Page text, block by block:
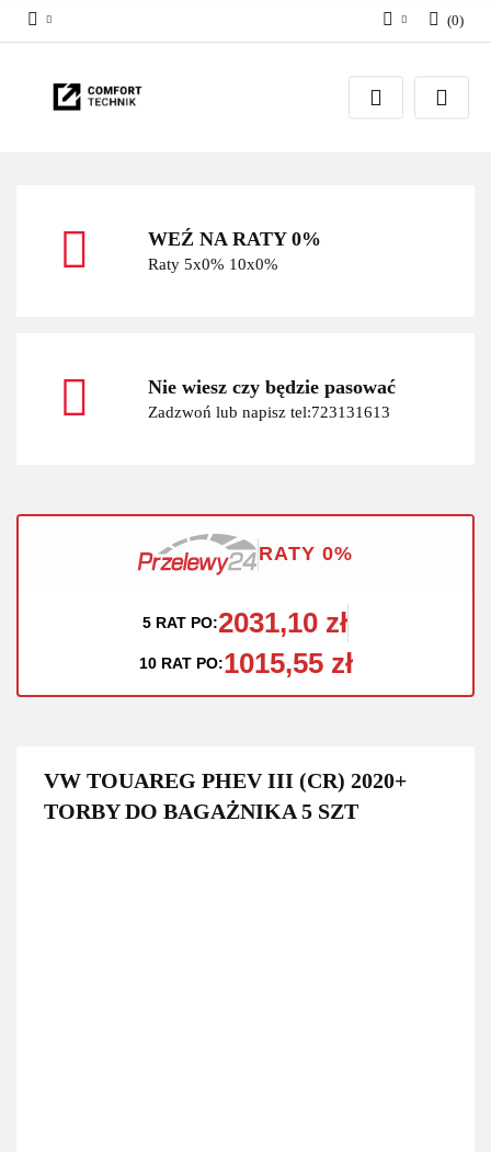
Zaloguj się
Zarejestruj się
(0)
WEŹ NA RATY 0%
Raty 5x0% 10x0%
Nie wiesz czy będzie pasować
Zadzwoń lub napisz tel:723131613
RATY 0%
5 RAT PO:2031,10 zł
10 RAT PO:1015,55 zł
VW TOUAREG PHEV III (CR) 2020+
TORBY DO BAGAŻNIKA 5 SZT